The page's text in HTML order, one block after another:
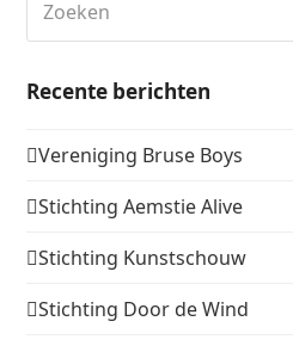
Recente berichten
Vereniging Bruse Boys
Stichting Aemstie Alive
Stichting Kunstschouw
Stichting Door de Wind